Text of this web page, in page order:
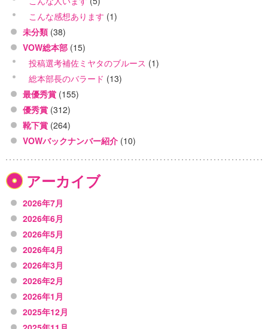
こんな感想あります (1)
未分類 (38)
VOW総本部 (15)
投稿選考補佐ミヤタのブルース (1)
総本部長のバラード (13)
最優秀賞 (155)
優秀賞 (312)
靴下賞 (264)
VOWバックナンバー紹介 (10)
アーカイブ
2026年7月
2026年6月
2026年5月
2026年4月
2026年3月
2026年2月
2026年1月
2025年12月